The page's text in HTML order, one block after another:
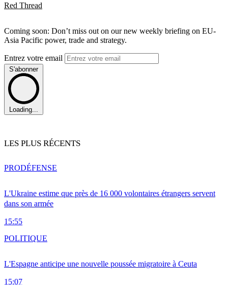
Red Thread
Coming soon: Don’t miss out on our new weekly briefing on EU-
Asia Pacific power, trade and strategy.
Entrez votre email
S'abonner
Loading...
LES PLUS RÉCENTS
L'Ukraine estime que près de 16 000 volontaires étrangers servent
dans son armée
15:55
PRODÉFENSE
L'Espagne anticipe une nouvelle poussée migratoire à Ceuta
15:07
POLITIQUE